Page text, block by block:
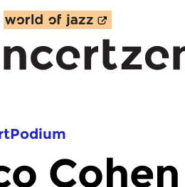
Cohen